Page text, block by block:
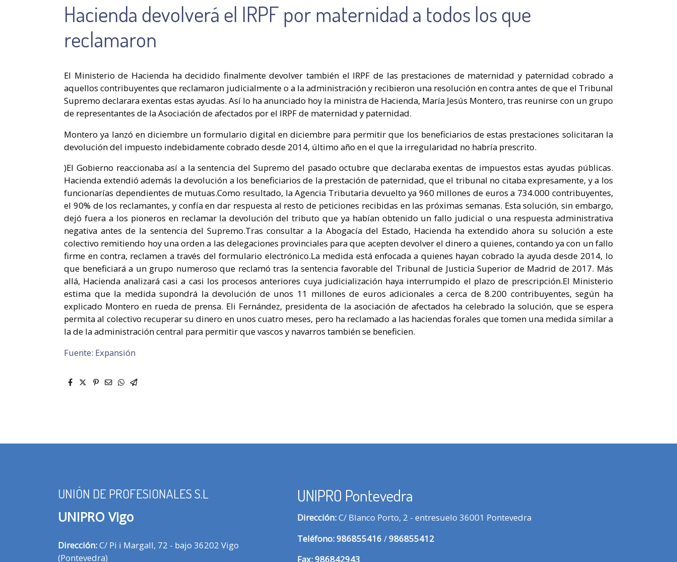
Hacienda devolverá el IRPF por maternidad a todos los que
reclamaron
El Ministerio de Hacienda ha decidido finalmente devolver también el IRPF de las prestaciones de maternidad y paternidad cobrado a
aquellos contribuyentes que reclamaron judicialmente o a la administración y recibieron una resolución en contra antes de que el Tribunal
Supremo declarara exentas estas ayudas. Así lo ha anunciado hoy la ministra de Hacienda, María Jesús Montero, tras reunirse con un grupo
de representantes de la Asociación de afectados por el IRPF de maternidad y paternidad.
Montero ya lanzó en diciembre un formulario digital en diciembre para permitir que los beneficiarios de estas prestaciones solicitaran la
devolución del impuesto indebidamente cobrado desde 2014, último año en el que la irregularidad no habría prescrito.
)El Gobierno reaccionaba así a la sentencia del Supremo del pasado octubre que declaraba exentas de impuestos estas ayudas públicas.
Hacienda extendió además la devolución a los beneficiarios de la prestación de paternidad, que el tribunal no citaba expresamente, y a los
funcionarías dependientes de mutuas.Como resultado, la Agencia Tributaria devuelto ya 960 millones de euros a 734.000 contribuyentes,
el 90% de los reclamantes, y confía en dar respuesta al resto de peticiones recibidas en las próximas semanas. Esta solución, sin embargo,
dejó fuera a los pioneros en reclamar la devolución del tributo que ya habían obtenido un fallo judicial o una respuesta administrativa
negativa antes de la sentencia del Supremo.Tras consultar a la Abogacía del Estado, Hacienda ha extendido ahora su solución a este
colectivo remitiendo hoy una orden a las delegaciones provinciales para que acepten devolver el dinero a quienes, contando ya con un fallo
firme en contra, reclamen a través del formulario electrónico.La medida está enfocada a quienes hayan cobrado la ayuda desde 2014, lo
que beneficiará a un grupo numeroso que reclamó tras la sentencia favorable del Tribunal de Justicia Superior de Madrid de 2017. Más
allá, Hacienda analizará casi a casi los procesos anteriores cuya judicialización haya interrumpido el plazo de prescripción.El Ministerio
estima que la medida supondrá la devolución de unos 11 millones de euros adicionales a cerca de 8.200 contribuyentes, según ha
explicado Montero en rueda de prensa. Eli Fernández, presidenta de la asociación de afectados ha celebrado la solución, que se espera
permita al colectivo recuperar su dinero en unos cuatro meses, pero ha reclamado a las haciendas forales que tomen una medida similar a
la de la administración central para permitir que vascos y navarros también se beneficien.
Fuente: Expansión
UNIÓN DE PROFESIONALES S.L
UNIPRO Vigo
Dirección:C/ Pi i Margall, 72 - bajo 36202 Vigo
(Pontevedra)
UNIPRO Pontevedra
Dirección:C/ Blanco Porto, 2 - entresuelo 36001 Pontevedra
Teléfono:986855416 /986855412
Fax:986842943